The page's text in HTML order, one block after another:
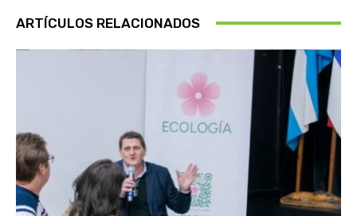
ARTÍCULOS RELACIONADOS